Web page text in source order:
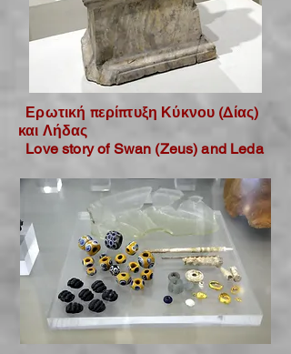
Ερωτική περίπτυξη Κύκνου (Δίας)
και Λήδας
Love story of Swan (Zeus) and Leda